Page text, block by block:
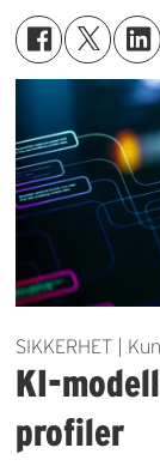
SIKKERHET |
KI-
profiler